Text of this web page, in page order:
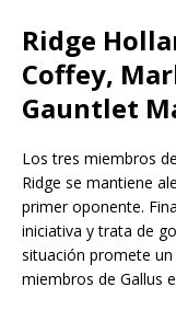
Ridge
Coffey,
Gauntlet
Los tres miembros de
Ridge se mantiene
primer oponente.
iniciativa y trata de
situación promete
miembros de Gallus